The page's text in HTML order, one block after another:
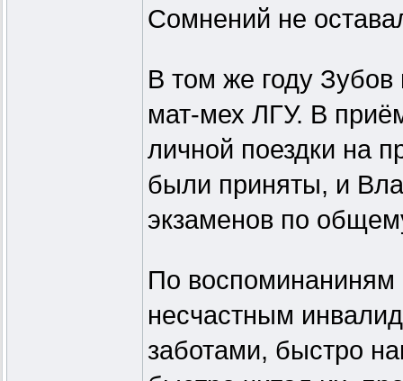
Сомнений не
В том же году
мат-мех ЛГУ. В
личной поездки на
были приняты, и
экзаменов по
По воспоминаниням
несчастным
заботами, быстро